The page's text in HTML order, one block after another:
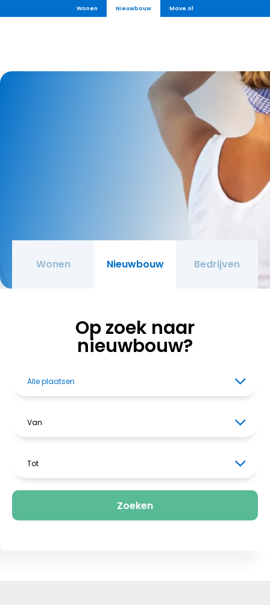
Wonen Nieuwbouw Move.nl
Wonen Nieuwbouw Bedrijven
Op zoek naar
nieuwbouw?
Alle plaatsen
Van
Tot
Zoeken